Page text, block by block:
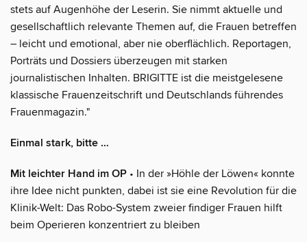
stets auf Augenhöhe der Leserin. Sie nimmt aktuelle und
gesellschaftlich relevante Themen auf, die Frauen betreffen
– leicht und emotional, aber nie oberflächlich. Reportagen,
Porträts und Dossiers überzeugen mit starken
journalistischen Inhalten. BRIGITTE ist die meistgelesene
klassische Frauenzeitschrift und Deutschlands führendes
Frauenmagazin."
Einmal stark, bitte …
Mit leichter Hand im OP • In der »Höhle der Löwen« konnte
ihre Idee nicht punkten, dabei ist sie eine Revolution für die
Klinik-Welt: Das Robo-System zweier findiger Frauen hilft
beim Operieren konzentriert zu bleiben